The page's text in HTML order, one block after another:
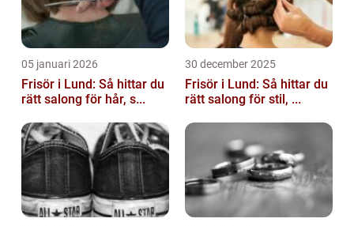
05 januari 2026
Frisör i Lund: Så hittar du
rätt salong för hår, s...
30 december 2025
Frisör i Lund: Så hittar du
rätt salong för stil, ...